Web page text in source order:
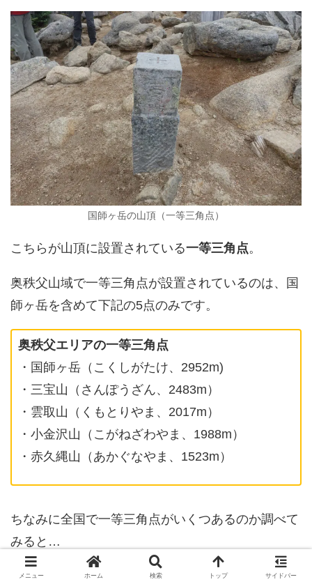
国師ヶ岳の山頂（一等三角点）
こちらが山頂に設置されている一等三角点。
奥秩父山域で一等三角点が設置されているのは、国
師ヶ岳を含めて下記の5点のみです。
奥秩父エリアの一等三角点
・国師ヶ岳（こくしがたけ、2952m)
・三宝山（さんぽうざん、2483m）
・雲取山（くもとりやま、2017m）
・小金沢山（こがねざわやま、1988m）
・赤久縄山（あかぐなやま、1523m）
ちなみに全国で一等三角点がいくつあるのか調べて
みると…
サイトによって数がバラバラなんですが…ほぼほ
メニュー ホーム 検索 トップ サイドバー